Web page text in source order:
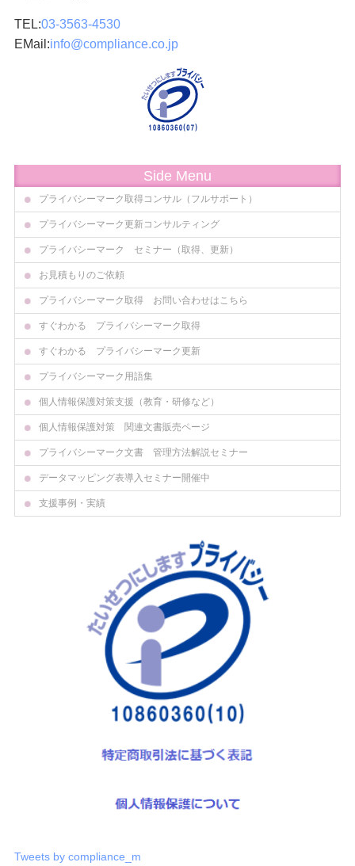
TEL:03-3563-4530
EMail:info@compliance.co.jp
Side Menu
プライバシーマーク取得コンサル（フルサポート）
プライバシーマーク更新コンサルティング
プライバシーマーク セミナー（取得、更新）
お見積もりのご依頼
プライバシーマーク取得 お問い合わせはこちら
すぐわかる プライバシーマーク取得
すぐわかる プライバシーマーク更新
プライバシーマーク用語集
個人情報保護対策支援（教育・研修など）
個人情報保護対策 関連文書販売ページ
プライバシーマーク文書 管理方法解説セミナー
データマッピング表導入セミナー開催中
支援事例・実績
Tweets by compliance_m